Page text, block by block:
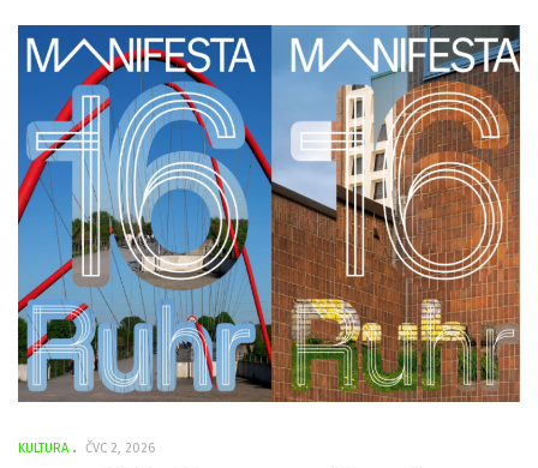
KULTURA ČVC 2, 2026